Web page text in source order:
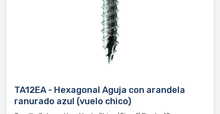
TA12EA - Hexagonal Aguja con arandela
ranurado azul (vuelo chico)